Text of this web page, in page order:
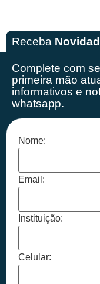
Receba
Complete com
primeira mão
informativos e
whatsapp.
Nome:
Email:
Instituição:
Celular: